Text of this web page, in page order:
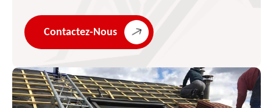
Contactez-Nous